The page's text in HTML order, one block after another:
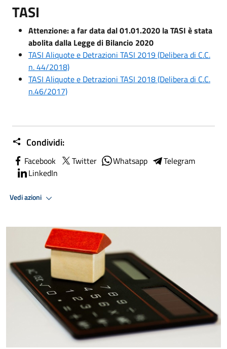
TASI
Attenzione: a far data dal 01.01.2020 la TASI è stata
abolita dalla Legge di Bilancio 2020
TASI Aliquote e Detrazioni TASI 2019 (Delibera di C.C.
n. 44/2018)
TASI Aliquote e Detrazioni TASI 2018 (Delibera di C.C.
n.46/2017)
Condividi:
Facebook Twitter Whatsapp
Telegram
LinkedIn
Vedi azioni